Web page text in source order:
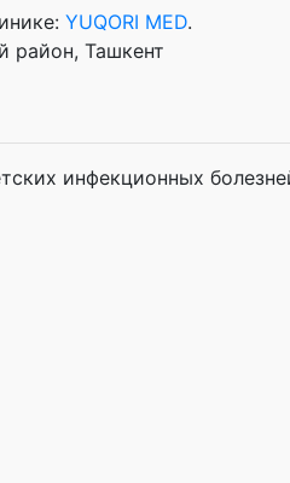
YUQORI MED.
район, Ташкент
инфекционных